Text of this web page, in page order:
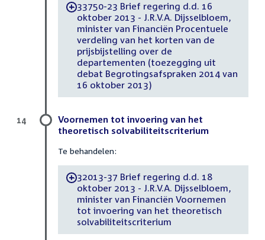
-33750-23 Brief regering d.d. 16
oktober 2013 - J.R.V.A. Dijsselbloem,
minister van Financiën Procentuele
verdeling van het korten van de
prijsbijstelling over de
departementen (toezegging uit
debat Begrotingsafspraken 2014 van
16 oktober 2013)
Voornemen tot invoering van het
theoretisch solvabiliteitscriterium
Te behandelen:
-32013-37 Brief regering d.d. 18
oktober 2013 - J.R.V.A. Dijsselbloem,
minister van Financiën Voornemen
tot invoering van het theoretisch
solvabiliteitscriterium
14